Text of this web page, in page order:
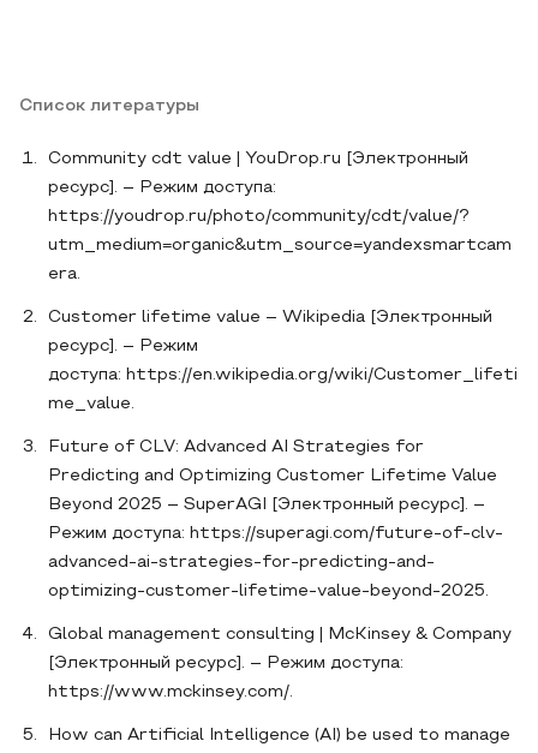
Список литературы
Community cdt value | YouDrop.ru [Электронный
ресурс]. – Режим доступа:
https://youdrop.ru/photo/community/cdt/value/?
utm_medium=organic&utm_source=yandexsmartcam
era.
Customer lifetime value – Wikipedia [Электронный
ресурс]. – Режим
доступа: https://en.wikipedia.org/wiki/Customer_lifeti
me_value.
Future of CLV: Advanced AI Strategies for
Predicting and Optimizing Customer Lifetime Value
Beyond 2025 – SuperAGI [Электронный ресурс]. –
Режим доступа: https://superagi.com/future-of-clv-
advanced-ai-strategies-for-predicting-and-
optimizing-customer-lifetime-value-beyond-2025.
Global management consulting | McKinsey & Company
[Электронный ресурс]. – Режим доступа:
https://www.mckinsey.com/.
How can Artificial Intelligence (AI) be used to manage